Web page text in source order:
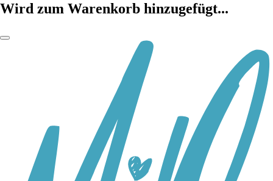
Wird zum Warenkorb hinzugefügt...